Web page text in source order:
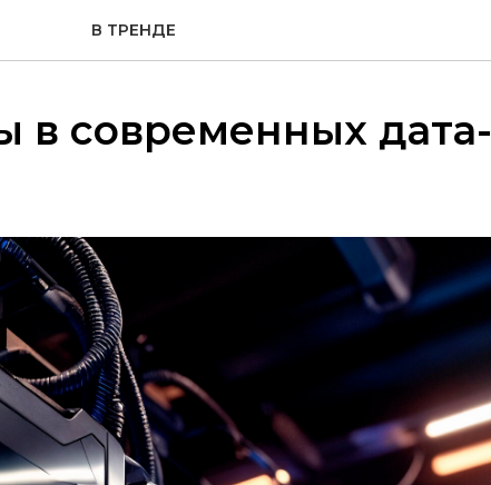
В ТРЕНДЕ
в современных дата-